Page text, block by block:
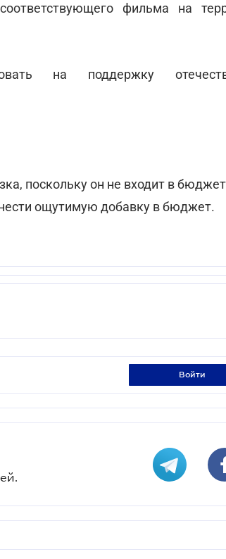
фильма на
на поддержку
поскольку он не входит в
ощутимую добавку в бюджет.
войти